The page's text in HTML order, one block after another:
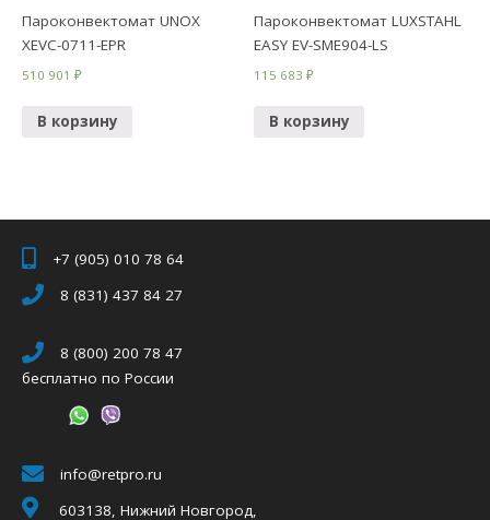
Пароконвектомат UNOX
XEVC-0711-EPR
510 901₽
В корзину
Пароконвектомат LUXSTAHL
EASY EV-SME904-LS
115 683₽
В корзину
+7 (905) 010 78 64
8 (831) 437 84 27
8 (800) 200 78 47
бесплатно по России
info@retpro.ru
603138, Нижний Новгород,